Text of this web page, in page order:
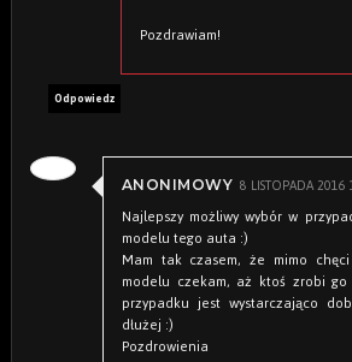
Pozdrawiam!
Odpowiedz
ANONIMOWY 8 LISTOPADA 2016
Najlepszy możliwy wybór w
modelu tego auta :)
Mam tak czasem, że mimo
modelu czekam, aż ktoś zrobi
przypadku jest wystarczająco
dłużej :)
Pozdrowienia